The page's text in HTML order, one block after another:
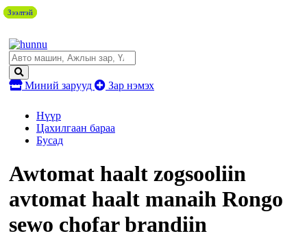
Миний зарууд Зар нэмэх
Нүүр
Цахилгаан бараа
Бусад
Awtomat haalt zogsooliin
avtomat haalt manaih Rongo
sewo chofar brandiin
Зээлтэй
Зээлтэй
Зээлтэй